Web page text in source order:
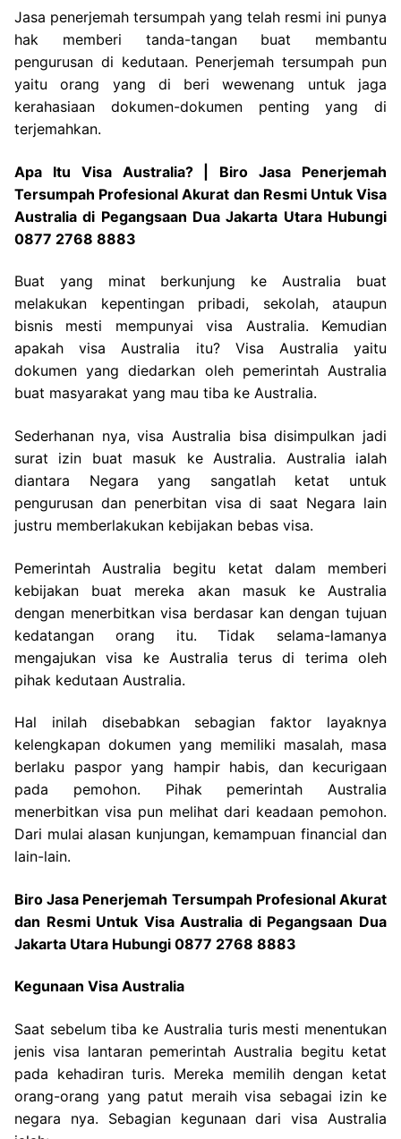
Jasa penerjemah tersumpah yang telah resmi ini punya
hak memberi tanda-tangan buat membantu
pengurusan di kedutaan. Penerjemah tersumpah pun
yaitu orang yang di beri wewenang untuk jaga
kerahasiaan dokumen-dokumen penting yang di
terjemahkan.
Apa Itu Visa Australia? | Biro Jasa Penerjemah
Tersumpah Profesional Akurat dan Resmi Untuk Visa
Australia di Pegangsaan Dua Jakarta Utara Hubungi
0877 2768 8883
Buat yang minat berkunjung ke Australia buat
melakukan kepentingan pribadi, sekolah, ataupun
bisnis mesti mempunyai visa Australia. Kemudian
apakah visa Australia itu? Visa Australia yaitu
dokumen yang diedarkan oleh pemerintah Australia
buat masyarakat yang mau tiba ke Australia.
Sederhanan nya, visa Australia bisa disimpulkan jadi
surat izin buat masuk ke Australia. Australia ialah
diantara Negara yang sangatlah ketat untuk
pengurusan dan penerbitan visa di saat Negara lain
justru memberlakukan kebijakan bebas visa.
Pemerintah Australia begitu ketat dalam memberi
kebijakan buat mereka akan masuk ke Australia
dengan menerbitkan visa berdasar kan dengan tujuan
kedatangan orang itu. Tidak selama-lamanya
mengajukan visa ke Australia terus di terima oleh
pihak kedutaan Australia.
Hal inilah disebabkan sebagian faktor layaknya
kelengkapan dokumen yang memiliki masalah, masa
berlaku paspor yang hampir habis, dan kecurigaan
pada pemohon. Pihak pemerintah Australia
menerbitkan visa pun melihat dari keadaan pemohon.
Dari mulai alasan kunjungan, kemampuan financial dan
lain-lain.
Biro Jasa Penerjemah Tersumpah Profesional Akurat
dan Resmi Untuk Visa Australia di Pegangsaan Dua
Jakarta Utara Hubungi 0877 2768 8883
Kegunaan Visa Australia
Saat sebelum tiba ke Australia turis mesti menentukan
jenis visa lantaran pemerintah Australia begitu ketat
pada kehadiran turis. Mereka memilih dengan ketat
orang-orang yang patut meraih visa sebagai izin ke
negara nya. Sebagian kegunaan dari visa Australia